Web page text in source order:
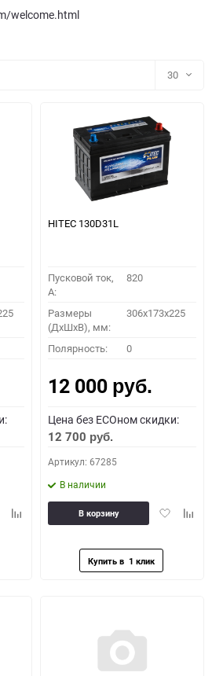
welcome.html
30
30
60
Добавить
HITEC 130D31L
Пусковой ток,
A:
820
Размеры
(ДхШхВ), мм:
306x173x225
Полярность: 0
12 000 руб.
Цена без ECOном скидки:
12 700 руб.
Артикул: 67285
В наличии
Добавить
В корзину